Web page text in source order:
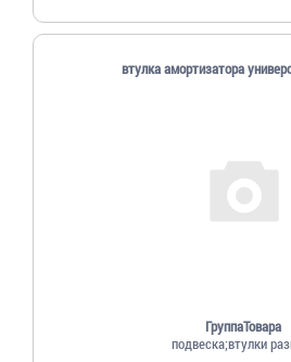
втулка амортизатора
ГруппаТовара
подвеска;втулки